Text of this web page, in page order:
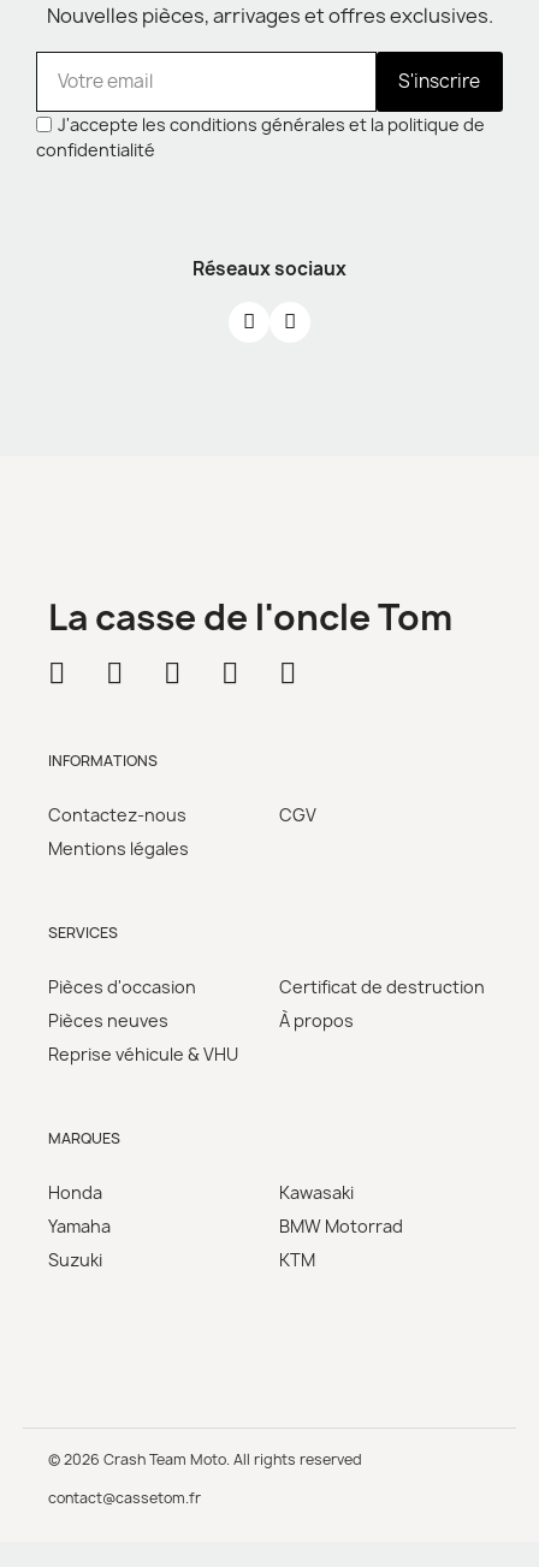
Nouvelles pièces, arrivages et offres exclusives.
S'inscrire
J'accepte les conditions générales et la politique de
confidentialité
Réseaux sociaux
La casse de l'oncle Tom
INFORMATIONS
Contactez-nous
Mentions légales
CGV
SERVICES
Pièces d'occasion
Pièces neuves
Reprise véhicule & VHU
Certificat de destruction
À propos
MARQUES
Honda
Yamaha
Suzuki
Kawasaki
BMW Motorrad
KTM
© 2026 Crash Team Moto. All rights reserved
contact@cassetom.fr